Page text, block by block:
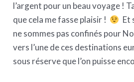
l’argent pour un beau voyage !
que cela me fasse plaisir !
Et
ne sommes pas confinés pour
vers l’une de ces destinations
sous réserve que l’on puisse